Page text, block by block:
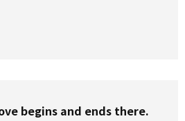
begins and ends there.